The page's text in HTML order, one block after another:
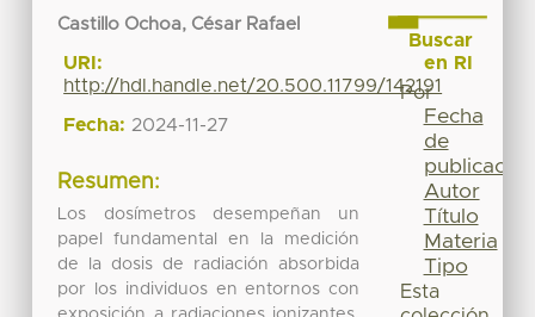
Castillo Ochoa, César Rafael
URI:
http://hdl.handle.net/20.500.11799/142191
Fecha: 2024-11-27
Resumen:
Los dosímetros desempeñan un
papel fundamental en la medición
de la dosis de radiación absorbida
por los individuos en entornos con
Buscar
en RI
Por
Fecha
de
publicación
Autor
Título
Materia
Tipo
Esta